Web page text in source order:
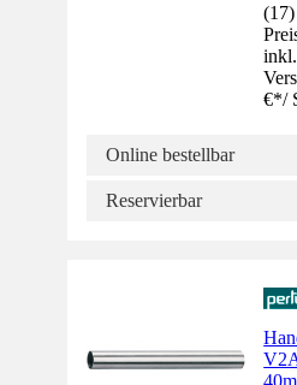
(17)
€*/
Online bestellbar
Reservierbar